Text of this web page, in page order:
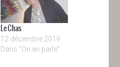
Le Chas
12 décembre 2019
Dans "On en parle"